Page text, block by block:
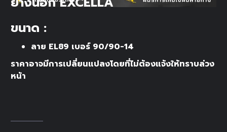
ขนาด :
ลาย EL89 เบอร์ 90/90-14
ราคาอาจมีการเปลี่ยนแปลงโดยที่ไม่ต้องแจ้งให้ทราบล่วง
หน้า